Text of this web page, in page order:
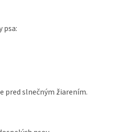
psa:
pred slnečným žiarením.